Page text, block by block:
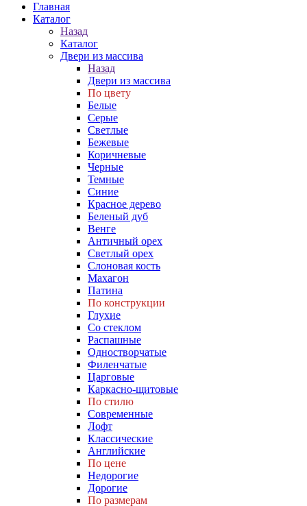
Главная
Каталог
Назад
Каталог
Двери из массива
Назад
Двери из массива
По цвету
Белые
Серые
Светлые
Бежевые
Коричневые
Черные
Темные
Синие
Красное дерево
Беленый дуб
Венге
Античный орех
Светлый орех
Слоновая кость
Махагон
Патина
По конструкции
Глухие
Со стеклом
Распашные
Одностворчатые
Филенчатые
Царговые
Каркасно-щитовые
По стилю
Современные
Лофт
Классические
Английские
По цене
Недорогие
Дорогие
По размерам